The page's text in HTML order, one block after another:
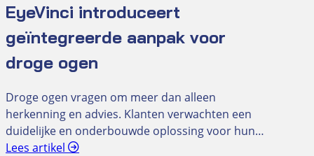
EyeVinci introduceert
geïntegreerde aanpak voor
droge ogen
Droge ogen vragen om meer dan alleen
herkenning en advies. Klanten verwachten een
duidelijke en onderbouwde oplossing voor hun…
Lees artikel